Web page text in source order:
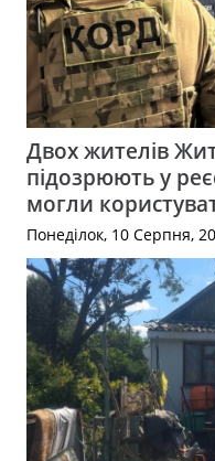
Двох жителів
підозрюють у
могли
Понеділок, 10 Серпня,